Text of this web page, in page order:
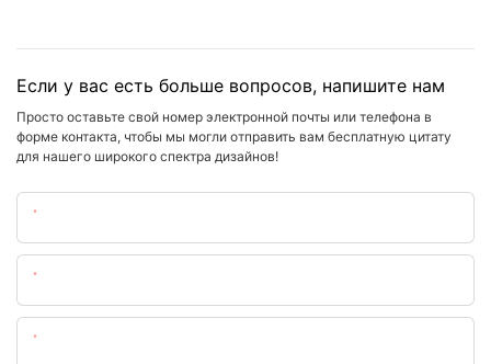
Если у вас есть больше вопросов, напишите нам
Просто оставьте свой номер электронной почты или телефона в
форме контакта, чтобы мы могли отправить вам бесплатную цитату
для нашего широкого спектра дизайнов!